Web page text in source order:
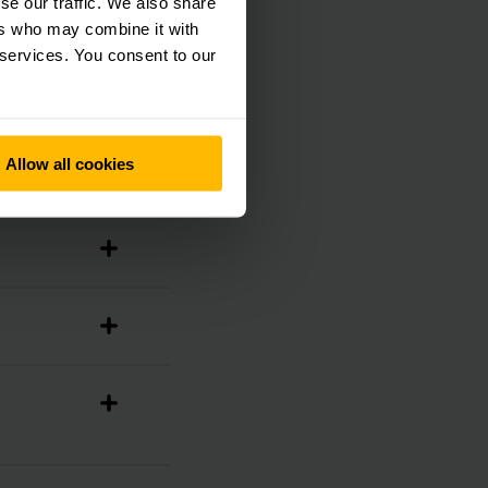
who may combine it with
You consent to our
Allow all cookies